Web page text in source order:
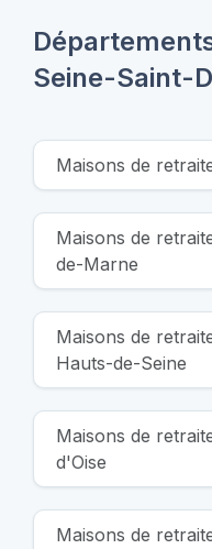
Seine-Saint-
Maisons de
Maisons de
de-Marne
Maisons de
Hauts-de-Seine
Maisons de
d'Oise
Maisons de